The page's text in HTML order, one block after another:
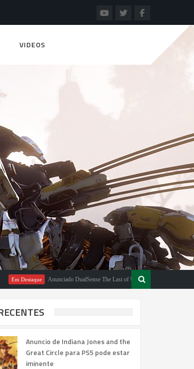
VIDEOS
Anunciado DualSense The Last of Us Limited Edition
Anuncio de Indiana Jones and the
Great Circle para PS5 pode estar
iminente